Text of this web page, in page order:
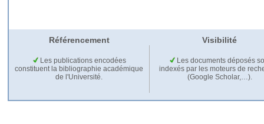
Référencement Visibilité
Les publications encodées
constituent la bibliographie académique
de l'Université.
Les documents déposés
indexés par les moteurs de
(Google Scholar,…).